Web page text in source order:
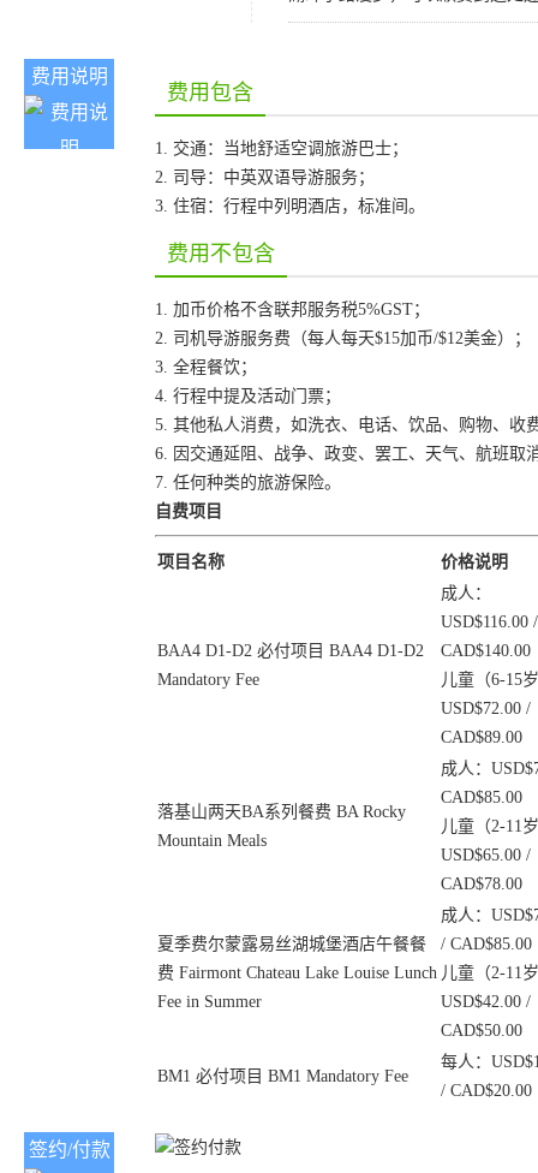
费用说明
费用包含
1. 交通：当地舒适空调旅游巴士；
2. 司导：中英双语导游服务；
3. 住宿：行程中列明酒店，标准间。
费用不包含
1. 加币价格不含联邦服务税5%GST；
2. 司机导游服务费（每人每天$15加币/$12美金）；
3. 全程餐饮；
4. 行程中提及活动门票；
5. 其他私人消费，如洗衣、电话、饮品、购物、收
6. 因交通延阻、战争、政变、罢工、天气、航班取
7. 任何种类的旅游保险。
自费项目
项目名称 价格说明
BAA4 D1-D2 必付项目 BAA4 D1-D2
Mandatory Fee
成人：
USD$116.00 /
CAD$140.00
儿童（6-15
USD$72.00 /
CAD$89.00
落基山两天BA系列餐费 BA Rocky
Mountain Meals
成人：
CAD$85.00
儿童（2-11
USD$65.00 /
CAD$78.00
夏季费尔蒙露易丝湖城堡酒店午餐餐
费 Fairmont Chateau Lake Louise Lunch
Fee in Summer
成人：
/ CAD$85.00
儿童（2-11
USD$42.00 /
CAD$50.00
BM1 必付项目 BM1 Mandatory Fee
每人：
/ CAD$20.00
签约/付款